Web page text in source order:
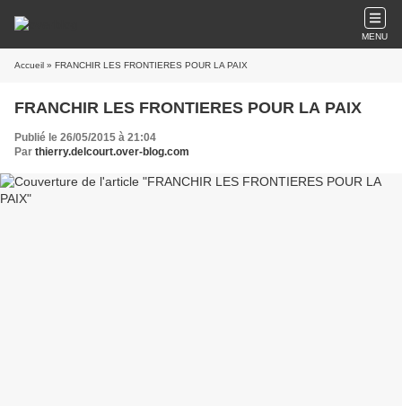
MENU
Accueil » FRANCHIR LES FRONTIERES POUR LA PAIX
FRANCHIR LES FRONTIERES POUR LA PAIX
Publié le 26/05/2015 à 21:04
Par thierry.delcourt.over-blog.com